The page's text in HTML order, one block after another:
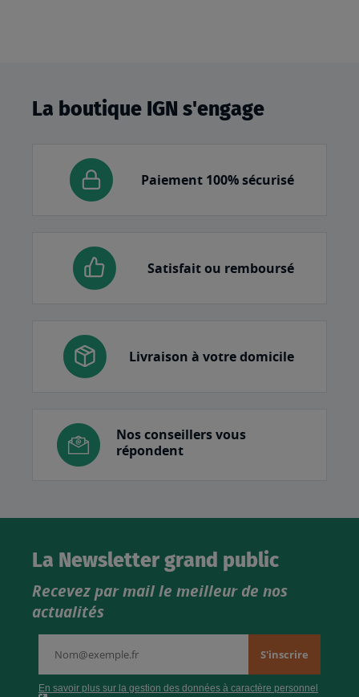
La boutique IGN s'engage
Paiement 100% sécurisé
Satisfait ou remboursé
Livraison à votre domicile
Nos conseillers vous
répondent
La Newsletter grand public
Recevez par mail le meilleur de nos
actualités